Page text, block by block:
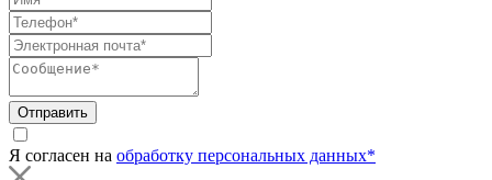
Отправить
Я согласен на обработку персональных данных*